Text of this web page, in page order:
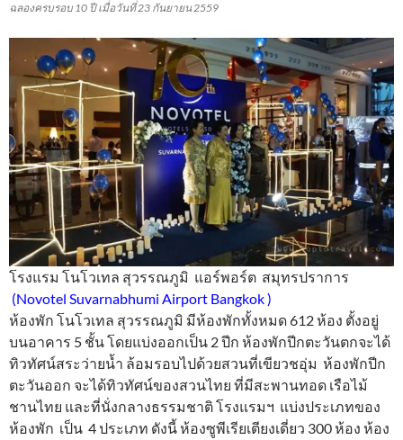
ฉลองครบรอบ 10 ปี เมื่อวันที่ 23 กันยายน 2559
โรงแรม โนโวเทล สุวรรณภูมิ แอร์พอร์ต สมุทรปราการ
(Novotel Suvarnabhumi Airport Bangkok )
ห้องพัก โนโวเทล สุวรรณภูมิ มีห้องพักทั้งหมด 612 ห้อง ตั้งอยู่
บนอาคาร 5 ชั้น โดยแบ่งออกเป็น 2 ปีก ห้องพักปีกตะวันตกจะได้
ทิวทัศน์สระว่ายน้ำ ล้อมรอบไปด้วยสวนที่เขียวชอุ่ม ห้องพักปีก
ตะวันออก จะได้ทิวทัศน์ของสวนไทย ที่มีสะพานทอด เรือไม้
ชานไทย และที่นั่งกลางธรรมชาติ โรงแรมฯ แบ่งประเภทของ
ห้องพัก เป็น 4 ประเภท ดังนี้ ห้องซูพีเรียเตียงเดี่ยว 300 ห้อง ห้อง